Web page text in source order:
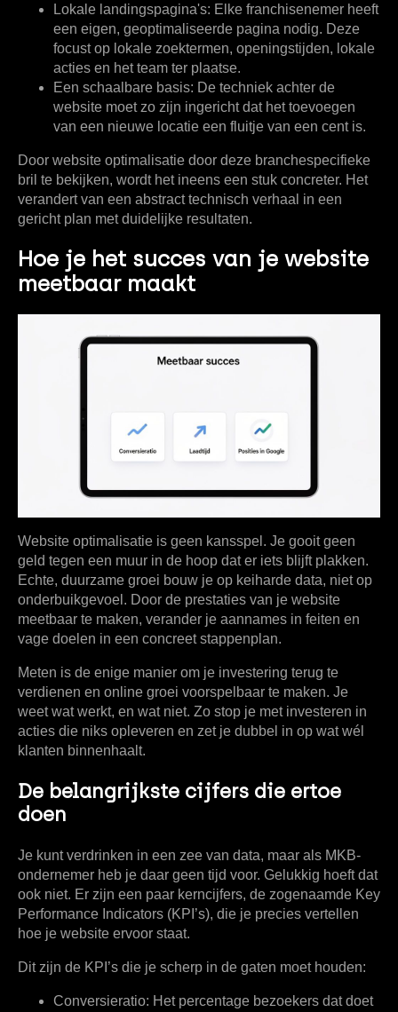
Lokale landingspagina's: Elke franchisenemer heeft
een eigen, geoptimaliseerde pagina nodig. Deze
focust op lokale zoektermen, openingstijden, lokale
acties en het team ter plaatse.
Een schaalbare basis: De techniek achter de
website moet zo zijn ingericht dat het toevoegen
van een nieuwe locatie een fluitje van een cent is.
Door website optimalisatie door deze branchespecifieke
bril te bekijken, wordt het ineens een stuk concreter. Het
verandert van een abstract technisch verhaal in een
gericht plan met duidelijke resultaten.
Hoe je het succes van je website
meetbaar maakt
Website optimalisatie is geen kansspel. Je gooit geen
geld tegen een muur in de hoop dat er iets blijft plakken.
Echte, duurzame groei bouw je op keiharde data, niet op
onderbuikgevoel. Door de prestaties van je website
meetbaar te maken, verander je aannames in feiten en
vage doelen in een concreet stappenplan.
Meten is de enige manier om je investering terug te
verdienen en online groei voorspelbaar te maken. Je
weet wat werkt, en wat niet. Zo stop je met investeren in
acties die niks opleveren en zet je dubbel in op wat wél
klanten binnenhaalt.
De belangrijkste cijfers die ertoe
doen
Je kunt verdrinken in een zee van data, maar als MKB-
ondernemer heb je daar geen tijd voor. Gelukkig hoeft dat
ook niet. Er zijn een paar kerncijfers, de zogenaamde Key
Performance Indicators (KPI’s), die je precies vertellen
hoe je website ervoor staat.
Dit zijn de KPI’s die je scherp in de gaten moet houden:
Conversieratio: Het percentage bezoekers dat doet